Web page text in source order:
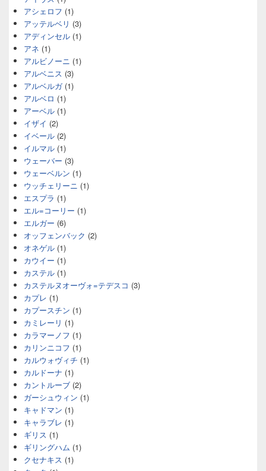
アシェロフ (1)
アッテルベリ (3)
アディンセル (1)
アネ (1)
アルビノーニ (1)
アルベニス (3)
アルベルガ(1)
アルベロ (1)
アーベル (1)
イザイ (2)
イベール (2)
イルマル (1)
ウェーバー (3)
ウェーベルン (1)
ウッチェリーニ (1)
エスプラ (1)
エル=コーリー (1)
エルガー (6)
オッフェンバック (2)
オネゲル (1)
カウイー (1)
カステル (1)
カステルヌオーヴォ=テデスコ (3)
カプレ (1)
カプースチン (1)
カミレーリ (1)
カラマーノフ (1)
カリンニコフ (1)
カルウォヴィチ (1)
カルドーナ (1)
カントルーブ (2)
ガーシュウィン (1)
キャドマン (1)
キャラブレ (1)
ギリス (1)
ギリングハム (1)
クセナキス (1)